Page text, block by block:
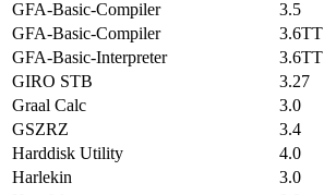
GFA-Basic-Compiler
3.5
GFA-Basic-Compiler
3.6TT
GFA-Basic-Interpreter
3.6TT
GIRO STB
3.27
Graal Calc
3.0
GSZRZ
3.4
Harddisk Utility
4.0
Harlekin
3.0